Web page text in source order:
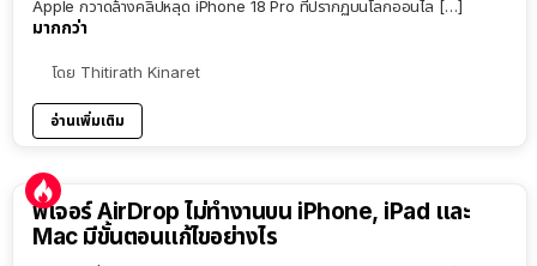
Apple กวาดล้างคลิปหลุด iPhone 18 Pro ที่ปรากฏบนโลกออนไล […]
มากกว่า
โดย Thitirath Kinaret
อ่านเพิ่มเติม
ฟีเจอร์ AirDrop ไม่ทำงานบน iPhone, iPad และ
Mac มีขั้นตอนแก้ไขอย่างไร